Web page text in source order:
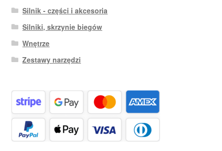
Silnik - części i akcesoria
Silniki, skrzynie biegów
Wnętrze
Zestawy narzędzi